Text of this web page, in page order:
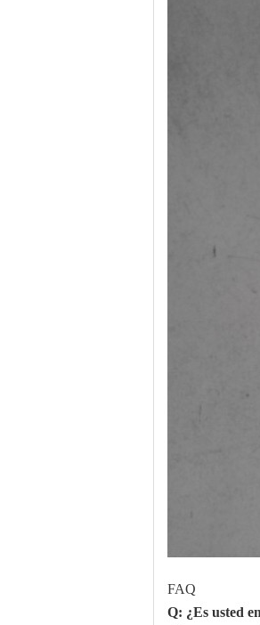
FAQ
Q: ¿Es usted